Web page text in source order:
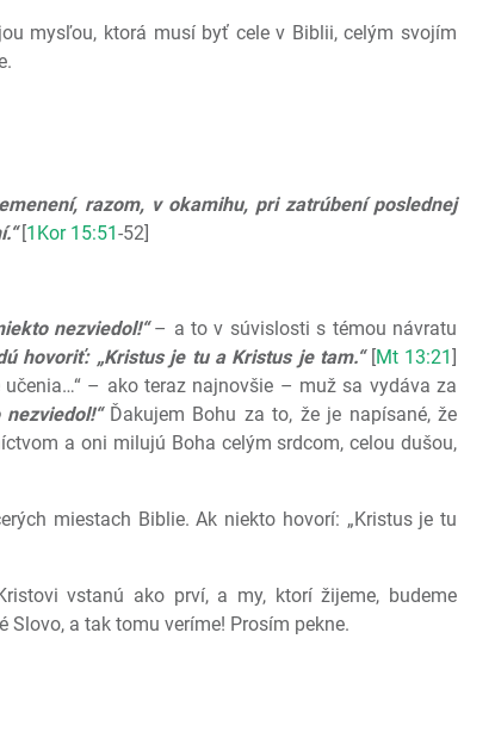
mysľou, ktorá musí byť cele v Biblii, celým svojím
razom, v okamihu, pri zatrúbení poslednej
[1Kor 15:51-52]
nezviedol!“– a to v súvislosti s témou návratu
hovoriť: „Kristus je tu a Kristus je tam.“ [Mt 13:21]
– ako teraz najnovšie – muž sa vydáva za
Ďakujem Bohu za to, že je napísané, že
a oni milujú Boha celým srdcom, celou dušou,
miestach Biblie. Ak niekto hovorí: „Kristus je tu
vstanú ako prví, a my, ktorí žijeme, budeme
a tak tomu veríme! Prosím pekne.